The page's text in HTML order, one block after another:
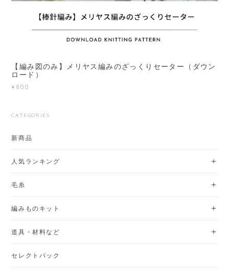
【編み図のみ】メリヤス編みのざっくりセーター（ダウン
ロード）
¥800
CATEGORIES
新商品
人気ランキング
毛糸
編みものキット
道具・材料など
セレクトパック